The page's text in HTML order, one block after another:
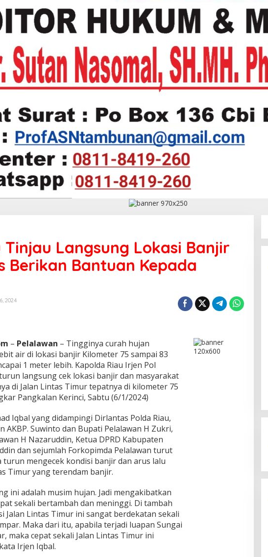
Tinjau Langsung Lokasi Banjir
Berikan Bantuan Kepada
2024
– Pelalawan – Tingginya curah hujan
air di lokasi banjir Kilometer 75 sampai 83
1 meter lebih. Kapolda Riau Irjen Pol
langsung cek lokasi banjir dan masyarakat
di Jalan Lintas Timur tepatnya di kilometer 75
Pangkalan Kerinci, Sabtu (6/1/2024)
Iqbal yang didampingi Dirlantas Polda Riau,
AKBP. Suwinto dan Bupati Pelalawan H Zukri,
H Nazaruddin, Ketua DPRD Kabupaten
dan sejumlah Forkopimda Pelalawan turut
turun mengecek kondisi banjir dan arus lalu
Timur yang terendam banjir.
ini adalah musim hujan. Jadi mengakibatkan
sekali bertambah dan meninggi. Di tambah
Jalan Lintas Timur ini sangat berdekatan sekali
Maka dari itu, apabila terjadi luapan Sungai
maka cepat sekali Jalan Lintas Timur ini
Irjen Iqbal.
Menjadi Buah Bibir Masyarakat
Di Politik